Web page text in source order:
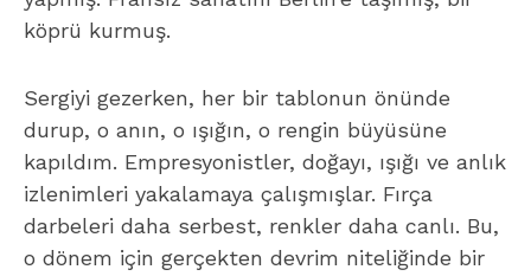
köprü kurmuş.
Sergiyi gezerken, her bir tablonun önünde
durup, o anın, o ışığın, o rengin büyüsüne
kapıldım. Empresyonistler, doğayı, ışığı ve anlık
izlenimleri yakalamaya çalışmışlar. Fırça
darbeleri daha serbest, renkler daha canlı. Bu,
o dönem için gerçekten devrim niteliğinde bir